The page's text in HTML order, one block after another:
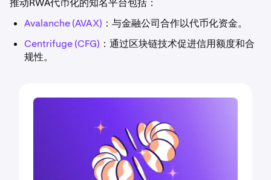
推动RWA代币化的知名平台包括：
Avalanche (AVAX) ：与金融公司合作以代币化资金。
Centrifuge (CFG) ：通过区块链技术促进信用额度和合
规性。